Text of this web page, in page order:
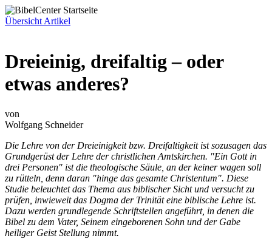
Übersicht Artikel
Dreieinig, dreifaltig – oder
etwas anderes?
von
Wolfgang Schneider
Die Lehre von der Dreieinigkeit bzw. Dreifaltigkeit ist sozusagen das
Grundgerüst der Lehre der christlichen Amtskirchen. "Ein Gott in
drei Personen" ist die theologische Säule, an der keiner wagen soll
zu rütteln, denn daran "hinge das gesamte Christentum". Diese
Studie beleuchtet das Thema aus biblischer Sicht und versucht zu
prüfen, inwieweit das Dogma der Trinität eine biblische Lehre ist.
Dazu werden grundlegende Schriftstellen angeführt, in denen die
Bibel zu dem Vater, Seinem eingeborenen Sohn und der Gabe
heiliger Geist Stellung nimmt.